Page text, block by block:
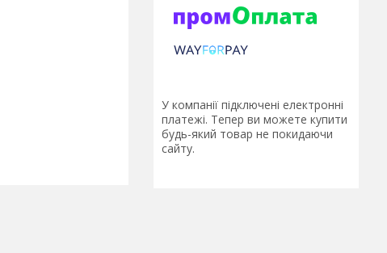
У компанії підключені електронні
платежі. Тепер ви можете купити
будь-який товар не покидаючи
сайту.